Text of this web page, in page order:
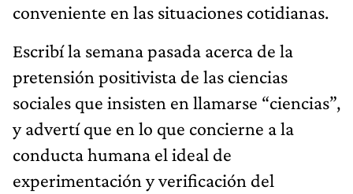
conveniente en las situaciones cotidianas.
Escribí la semana pasada acerca de la
pretensión positivista de las ciencias
sociales que insisten en llamarse “ciencias”,
y advertí que en lo que concierne a la
conducta humana el ideal de
experimentación y verificación del